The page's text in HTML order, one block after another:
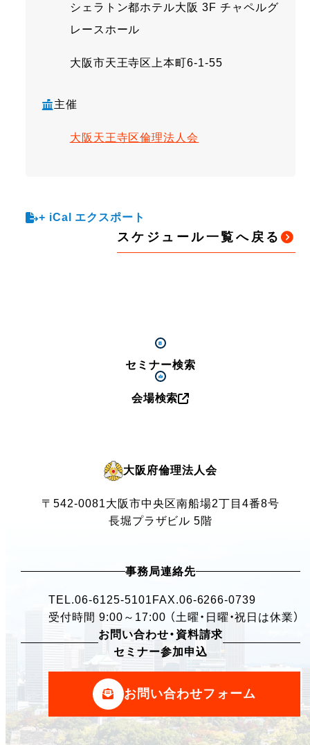
シェラトン都ホテル大阪 3F チャペルグ
レースホール
大阪市天王寺区上本町6-1-55
主催
大阪天王寺区倫理法人会
+ iCal エクスポート
スケジュール一覧へ戻る
セミナー検索
会場検索
大阪府倫理法人会
〒542-0081大阪市中央区南船場2丁目4番8号
長堀プラザビル 5階
事務局連絡先
TEL.06-6125-5101 FAX.06-6266-0739
受付時間 9:00～17:00 （土曜・日曜・祝日は休業）
お問い合わせ・資料請求
セミナー参加申込
お問い合わせフォーム